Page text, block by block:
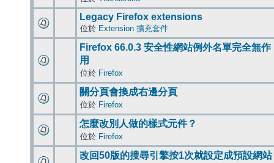
Legacy Firefox extensions
位於 Extension 擴充套件
Firefox 66.0.3 安全性網站例外名單完全無作
用
位於 Firefox
關分頁會換成右邊分頁
位於 Firefox
怎麼改別人做的樣式元件？
位於 Firefox
改回50版的搜尋引擎按1次就設定成預設網站